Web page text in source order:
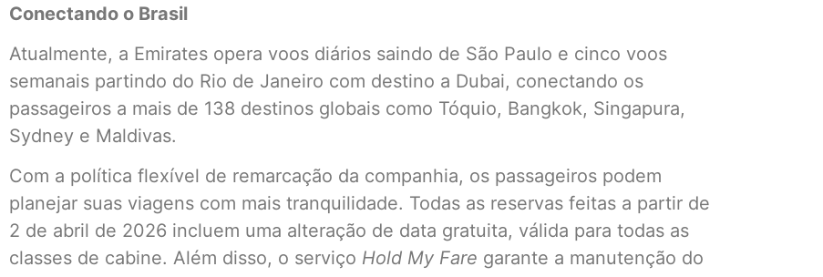
Conectando o Brasil
Atualmente, a Emirates opera voos diários saindo de São Paulo e cinco voos
semanais partindo do Rio de Janeiro com destino a Dubai, conectando os
passageiros a mais de 138 destinos globais como Tóquio, Bangkok, Singapura,
Sydney e Maldivas.
Com a política flexível de remarcação da companhia, os passageiros podem
planejar suas viagens com mais tranquilidade. Todas as reservas feitas a partir de
2 de abril de 2026 incluem uma alteração de data gratuita, válida para todas as
classes de cabine. Além disso, o serviço Hold My Fare garante a manutenção do